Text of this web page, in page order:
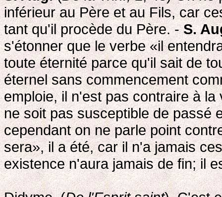
inférieur au Père et au Fils, car
tant qu'il procède du Père. -S.
s'étonner que le verbe «il
toute éternité parce qu'il sait de
éternel sans commencement
emploie, il n'est pas contraire à
ne soit pas susceptible de passé
cependant on ne parle point
sera», il a été, car il n'a jamais
existence n'aura jamais de fin; il